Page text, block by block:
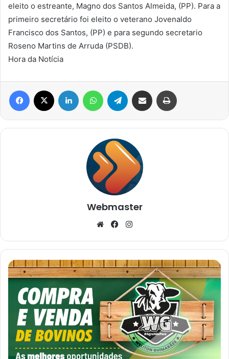
eleito o estreante, Magno dos Santos Almeida, (PP). Para a
primeiro secretário foi eleito o veterano Jovenaldo
Francisco dos Santos, (PP) e para segundo secretario
Roseno Martins de Arruda (PSDB).
Hora da Notícia
Facebook Linkedin WhatsAppTelegram Compartilhar via e-mail
Webmaster
WebsiteFacebook